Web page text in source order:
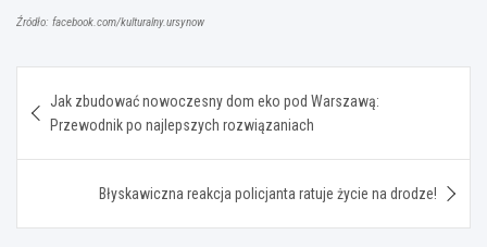
Źródło: facebook.com/kulturalny.ursynow
wpisu
Jak zbudować nowoczesny dom eko pod Warszawą:
Przewodnik po najlepszych rozwiązaniach
Błyskawiczna reakcja policjanta ratuje życie na drodze!